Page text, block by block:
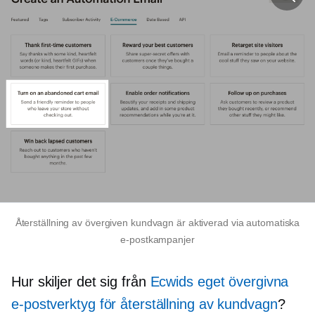
Återställning av övergiven kundvagn är aktiverad via automatiska
e-postkampanjer
Hur skiljer det sig från Ecwids eget övergivna
e-postverktyg för återställning av kundvagn?